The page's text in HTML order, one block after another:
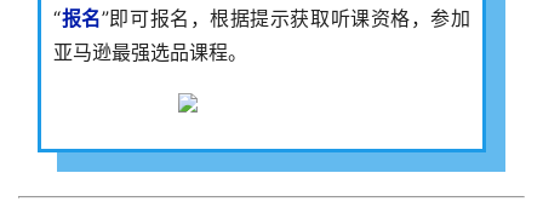
“报名”即可报名，根据提示获取听课资格，参加
亚马逊最强选品课程。